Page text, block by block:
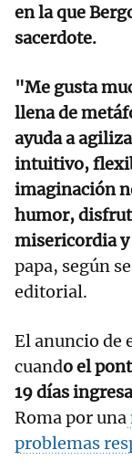
en la que
sacerdote.
"Me gusta
llena de
ayuda a
intuitivo,
imaginación
humor,
misericordia
papa, según
editorial.
El anuncio de
cuando el
19 días
Roma por una
problemas